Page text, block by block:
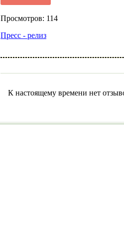
Просмотров: 114
Пресс - релиз
К настоящему времени нет